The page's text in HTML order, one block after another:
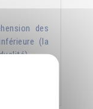
des
(la